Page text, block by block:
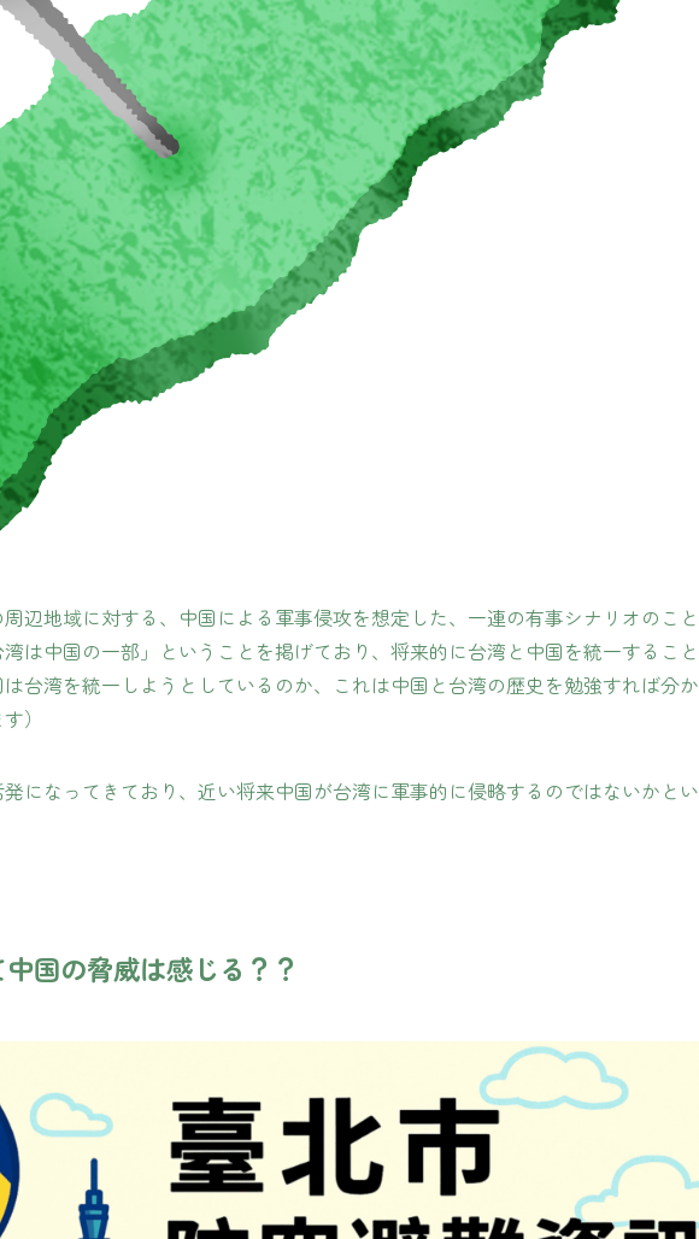
辺地域に対する、中国による軍事侵攻を想定した、一連の有事シナリオのこと
は中国の一部」ということを掲げており、将来的に台湾と中国を統一すること
台湾を統一しようとしているのか、これは中国と台湾の歴史を勉強すれば分か
）
になってきており、近い将来中国が台湾に軍事的に侵略するのではないかとい
国の脅威は感じる？？